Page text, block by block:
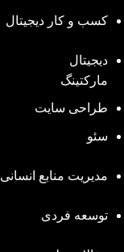
کسب و کار دیجیتال
دیجیتال
مارکتینگ
طراحی سایت
سئو
مدیریت منابع انسانی
توسعه فردی